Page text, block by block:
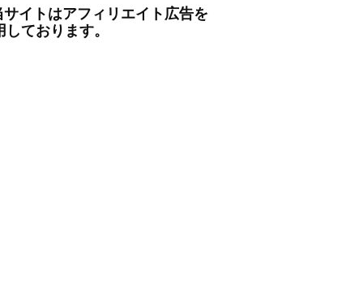
イトはアフィリエイト広告を
しております。